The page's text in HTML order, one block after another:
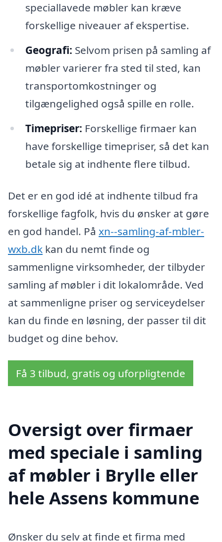
speciallavede møbler kan kræve
forskellige niveauer af ekspertise.
Geografi: Selvom prisen på samling af
møbler varierer fra sted til sted, kan
transportomkostninger og
tilgængelighed også spille en rolle.
Timepriser: Forskellige firmaer kan
have forskellige timepriser, så det kan
betale sig at indhente flere tilbud.
Det er en god idé at indhente tilbud fra
forskellige fagfolk, hvis du ønsker at gøre
en god handel. På xn--samling-af-mbler-
wxb.dk kan du nemt finde og
sammenligne virksomheder, der tilbyder
samling af møbler i dit lokalområde. Ved
at sammenligne priser og serviceydelser
kan du finde en løsning, der passer til dit
budget og dine behov.
Få 3 tilbud, gratis og uforpligtende
Oversigt over firmaer
med speciale i samling
af møbler i Brylle eller
hele Assens kommune
Ønsker du selv at finde et firma med